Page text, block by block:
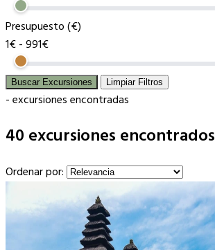
Presupuesto (€)
1€-991€
Buscar Excursiones Limpiar Filtros
-excursiones encontradas
40 excursiones encontrados
Ordenar por: